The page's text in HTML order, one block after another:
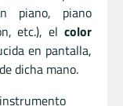
piano, piano
etc.), el color
en pantalla,
de dicha mano.